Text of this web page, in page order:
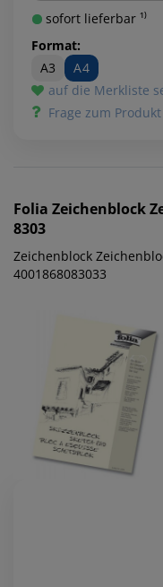
sofort lieferbar ¹⁾
Format:
A3
A4
auf die Merkliste
Frage zum Produkt
Folia Zeichenblock
8303
Zeichenblock
4001868083033